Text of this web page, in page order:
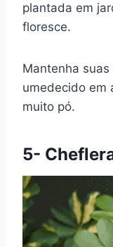
plantada em
floresce.
Mantenha suas
umedecido em
muito pó.
5-